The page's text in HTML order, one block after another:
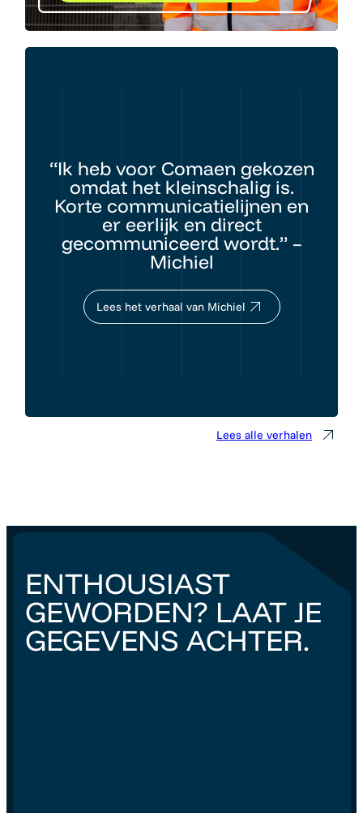
“Ik heb voor Comaen gekozen
omdat het kleinschalig is.
Korte communicatielijnen en
er eerlijk en direct
gecommuniceerd wordt.” –
Michiel
Lees het verhaal van Michiel
Lees alle verhalen
ENTHOUSIAST
GEWORDEN? LAAT JE
GEGEVENS ACHTER.